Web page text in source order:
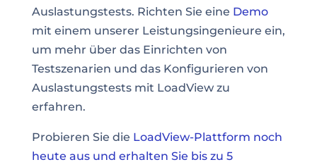
Auslastungstests. Richten Sie eine Demo
mit einem unserer Leistungsingenieure ein,
um mehr über das Einrichten von
Testszenarien und das Konfigurieren von
Auslastungstests mit LoadView zu
erfahren.
Probieren Sie die LoadView-Plattform noch
heute aus und erhalten Sie bis zu 5